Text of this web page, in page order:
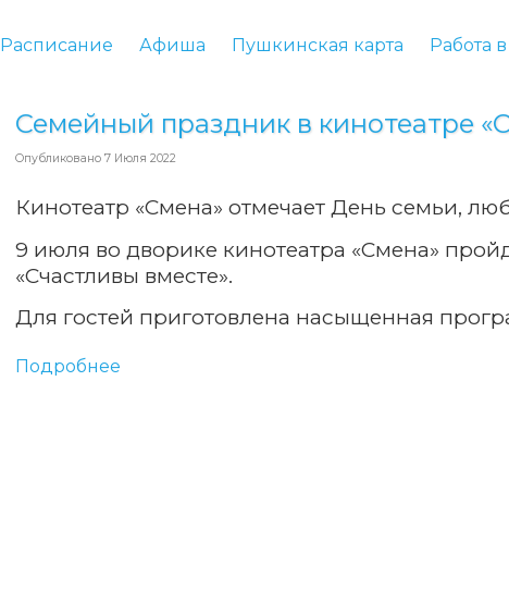
Расписание Афиша Пушкинская карта Работа
Семейный праздник в кинотеатре
Опубликовано 7 Июля 2022
Кинотеатр «Смена» отмечает День семьи,
9 июля во дворике кинотеатра «Смена»
«Счастливы вместе».
Для гостей приготовлена насыщенная
Подробнее